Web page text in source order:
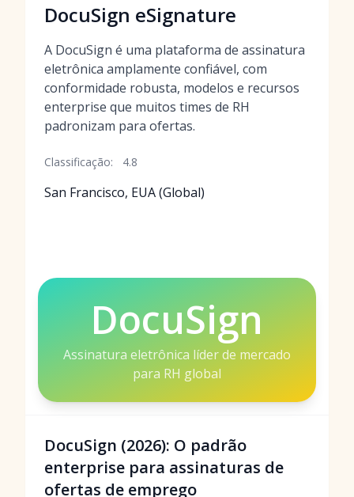
DocuSign eSignature
A DocuSign é uma plataforma de assinatura
eletrônica amplamente confiável, com
conformidade robusta, modelos e recursos
enterprise que muitos times de RH
padronizam para ofertas.
Classificação: 4.8
San Francisco, EUA (Global)
DocuSign
Assinatura eletrônica líder de mercado
para RH global
DocuSign (2026): O padrão
enterprise para assinaturas de
ofertas de emprego